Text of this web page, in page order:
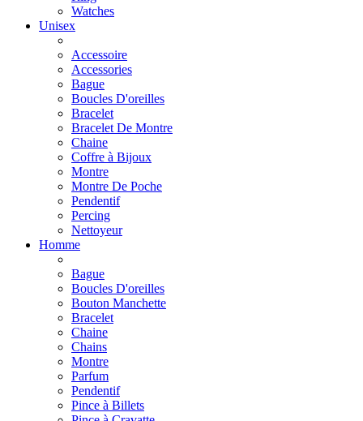
Watches
Unisex
Accessoire
Accessories
Bague
Boucles D'oreilles
Bracelet
Bracelet De Montre
Chaine
Coffre à Bijoux
Montre
Montre De Poche
Pendentif
Percing
Nettoyeur
Homme
Bague
Boucles D'oreilles
Bouton Manchette
Bracelet
Chaine
Chains
Montre
Parfum
Pendentif
Pince à Billets